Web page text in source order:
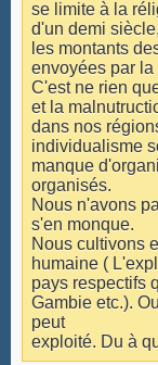
se limite à la
d'un demi
les montants
envoyées par
C'est ne rien
et la
dans nos
individualisme
manque
organisés.
Nous n'avons
s'en monque.
Nous cultivons
humaine (
pays respectifs
Gambie etc.).
peut
exploité. Du à